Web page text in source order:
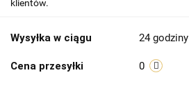
klientów.
Wysyłka w ciągu 24 godziny
Cena przesyłki 0